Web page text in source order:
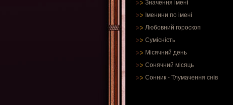
Значення імені
Іменини по імені
Любовний гороскоп
Сумісність
Місячний день
Сонячний місяць
Сонник - Тлумачення снів